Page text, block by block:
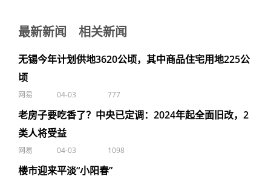
最新新闻 相关新闻
无锡今年计划供地3620公顷，其中商品住宅用地225公
顷
网易 04-03 777
老房子要吃香了？中央已定调：2024年起全面旧改，2
类人将受益
网易 04-03 1098
楼市迎来平淡“小阳春”